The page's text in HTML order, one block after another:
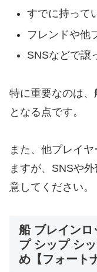
すでに持って
フレンドや他
SNSなどで譲
特に重要なのは
となる点です。
また、他プレイ
ますが、SNSや
意してください。
船 ブレインロ
プ シップ シ
め【フォート